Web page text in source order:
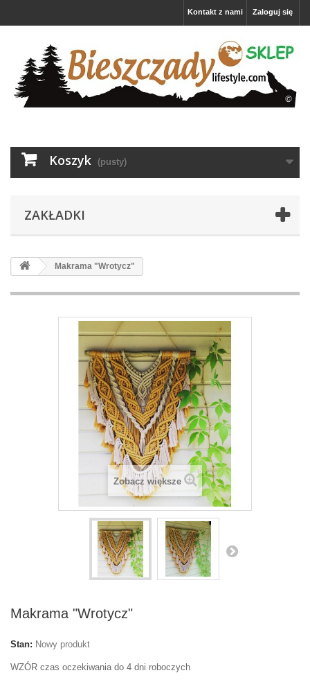
Zaloguj się
Kontakt z nami
Koszyk (pusty)
ZAKŁADKI
Makrama "Wrotycz"
Zobacz większe
Makrama "Wrotycz"
Stan: Nowy produkt
WZÓR czas oczekiwania do 4 dni roboczych